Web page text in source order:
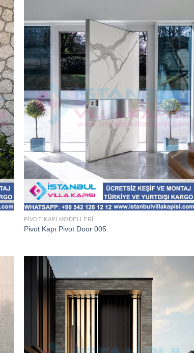
PIVOT KAPI MODELLERI
Pivot Kapı Pivot Door 005